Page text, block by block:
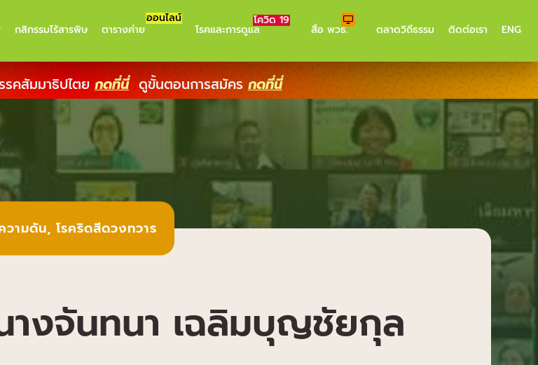
กสิกรรมไร้สารพิษ ตารางค่าย
ออนไลน์
โรคและการดูแล
โควิด 19
สื่อ พวธ. ตลาดวิถีธรรม ติดต่อเรา ENG
รคสัมมาธิปไตยกดที่นี่ ดูขั้นตอนการสมัคร กดที่นี่
วามดัน,โรคริดสีดวงทวาร
งจันทนา เฉลิมบุญชัยกุล